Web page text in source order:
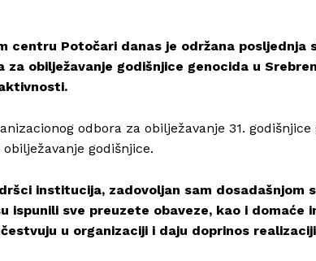
centru Potočari danas je održana posljednja
za obilježavanje godišnjice genocida u
odbora za obilježavanje 31.
godišnjice.
institucija, zadovoljan sam dosadašnjom
ispunili sve preuzete obaveze, kao i
u organizaciji i daju doprinos